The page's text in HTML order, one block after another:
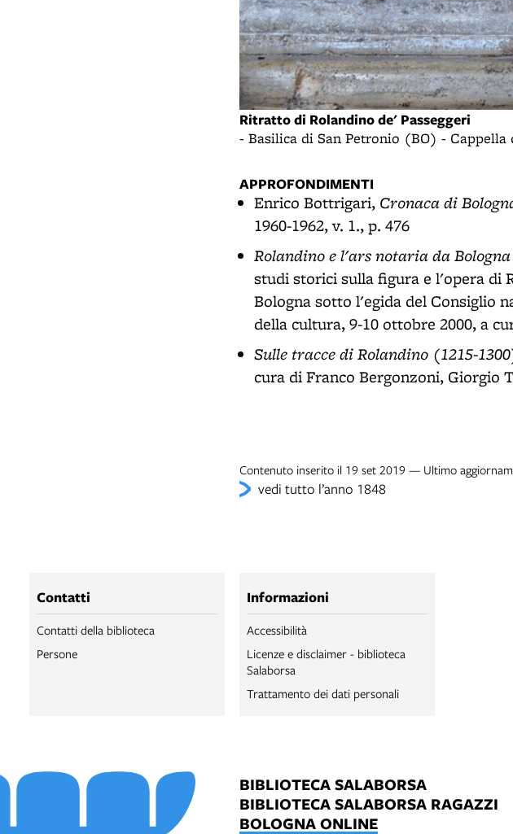
Ritratto di Rolandino de' Passeggeri
- Basilica di San Petronio (BO) - Cappella
APPROFONDIMENTI
Enrico Bottrigari, Cronaca di
1960-1962, v. 1., p. 476
Rolandino e l'ars notaria da
studi storici sulla figura e l'opera di
Bologna sotto l'egida del Consiglio
della cultura, 9-10 ottobre 2000, a
Sulle tracce di Rolandino (1215-
cura di Franco Bergonzoni, Giorgio
Contenuto inserito il 19 set 2019 — Ultimo
vedi tutto l’anno 1848
Contatti
Contatti della biblioteca
Persone
Informazioni
Accessibilità
Licenze e disclaimer - biblioteca
Salaborsa
Trattamento dei dati personali
BIBLIOTECA SALABORSA
BIBLIOTECA SALABORSA RAGAZZI
BOLOGNA ONLINE